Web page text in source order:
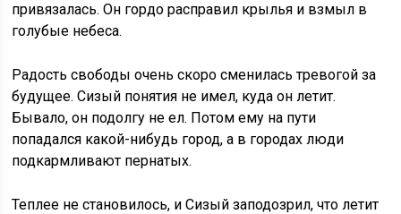
привязалась. Он гордо расправил крылья и взмыл в
голубые небеса.
Радость свободы очень скоро сменилась тревогой за
будущее. Сизый понятия не имел, куда он летит.
Бывало, он подолгу не ел. Потом ему на пути
попадался какой-нибудь город, а в городах люди
подкармливают пернатых.
Теплее не становилось, и Сизый заподозрил, что летит